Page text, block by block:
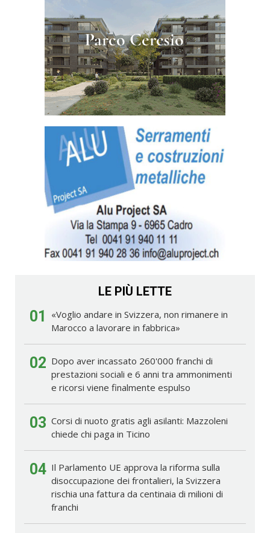
LE PIÙ LETTE
01
«Voglio andare in Svizzera, non rimanere in
Marocco a lavorare in fabbrica»
02 Dopo aver incassato 260'000 franchi di
prestazioni sociali e 6 anni tra ammonimenti
e ricorsi viene finalmente espulso
03 Corsi di nuoto gratis agli asilanti: Mazzoleni
chiede chi paga in Ticino
04 Il Parlamento UE approva la riforma sulla
disoccupazione dei frontalieri, la Svizzera
rischia una fattura da centinaia di milioni di
franchi